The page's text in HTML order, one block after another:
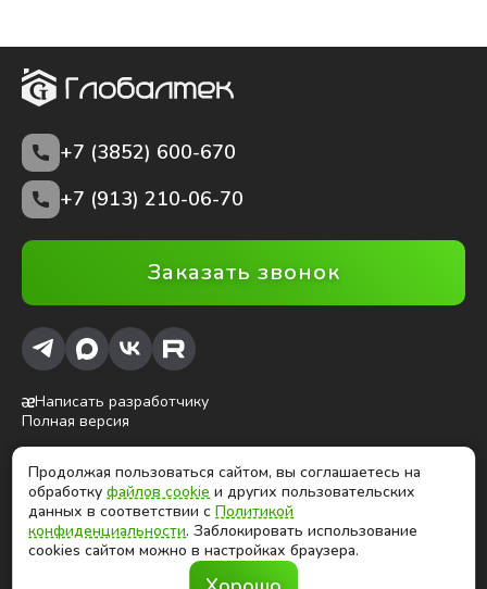
+7 (3852) 600-670
+7 (913) 210-06-70
Заказать звонок
Написать разработчику
Полная версия
ⓒ Глобалтек, 2026
Цены на сайте не являются публичной офертой
Продолжая использовать сайт, вы соглашаетесь на
Продолжая пользоваться сайтом, вы соглашаетесь на
обработкуфайлов cookie и других пользовательских
данных в соответствии сПолитикой
конфиденциальности. Заблокировать использование
cookies сайтом можно в настройках браузера.